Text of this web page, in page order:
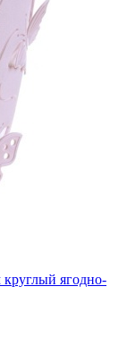
ягодно-